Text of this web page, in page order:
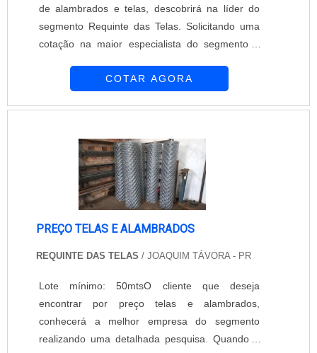
de alambrados e telas, descobrirá na líder do
segmento Requinte das Telas. Solicitando uma
cotação na maior especialista do segmento e
área de atuação.É importante lembrar que o
materiais, além de evitar prejuízos com subst...
COTAR AGORA
PREÇO TELAS E ALAMBRADOS
REQUINTE DAS TELAS / JOAQUIM TÁVORA - PR
Lote mínimo: 50mtsO cliente que deseja
encontrar por preço telas e alambrados,
conhecerá a melhor empresa do segmento
realizando uma detalhada pesquisa. Quando o